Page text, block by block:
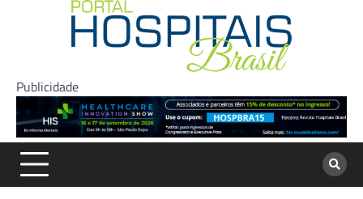
Publicidade